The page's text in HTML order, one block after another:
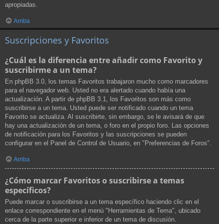
apropiadas.
Arriba
Suscripciones y Favoritos
¿Cuál es la diferencia entre añadir como Favorito y
suscribirme a un tema?
En phpBB 3.0, los temas Favoritos trabajaron mucho como marcadores
para el navegador web. Usted no era alertado cuando había una
actualización. A partir de phpBB 3.1, los Favoritos son más como
suscribirse a un tema. Usted puede ser notificado cuando un tema
Favorito se actualiza. Al suscribirte, sin embargo, se le avisará de que
hay una actualización de un tema, o foro en el propio foro. Las opciones
de notificación para los Favoritos y las suscripciones se pueden
configurar en el Panel de Control de Usuario, en "Preferencias de Foros".
Arriba
¿Cómo marcar Favoritos o suscribirse a temas
específicos?
Puede marcar o suscribirse a un tema específico haciendo clic en el
enlace correspondiente en el menú "Herramientas de Tema", ubicado
cerca de la parte superior e inferior de un tema de discusión.